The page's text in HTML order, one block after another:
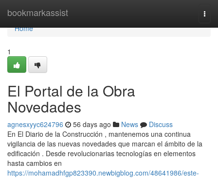
bookmarkassist
Home
Home
1
El Portal de la Obra
Novedades
agnesxyyc624796 56 days ago News
Discuss
En El Diario de la Construcción , mantenemos una continua
vigilancia de las nuevas novedades que marcan el ámbito de la
edificación . Desde revolucionarias tecnologías en elementos
hasta cambios en
https://mohamadhfgp823390.newbigblog.com/48641986/este-